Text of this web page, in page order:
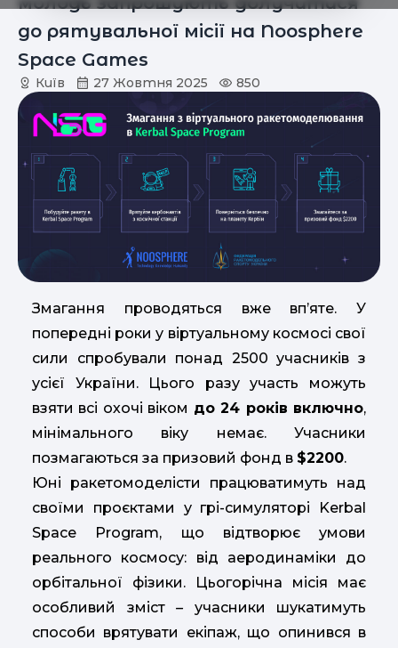
до рятувальної місії на Noosphere
Space Games
Київ 27 Жовтня 2025 850
Змагання проводяться вже вп’яте. У
попередні роки у віртуальному космосі свої
сили спробували понад 2500 учасників з
усієї України. Цього разу участь можуть
взяти всі охочі віком до 24 років включно,
мінімального віку немає. Учасники
позмагаються за призовий фонд в $2200.
Юні ракетомоделісти працюватимуть над
своїми проєктами у грі-симуляторі Kerbal
Space Program, що відтворює умови
реального космосу: від аеродинаміки до
орбітальної фізики. Цьогорічна місія має
особливий зміст – учасники шукатимуть
способи врятувати екіпаж, що опинився в